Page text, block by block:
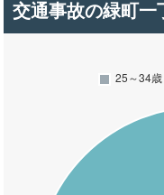
交通事故の緑町一